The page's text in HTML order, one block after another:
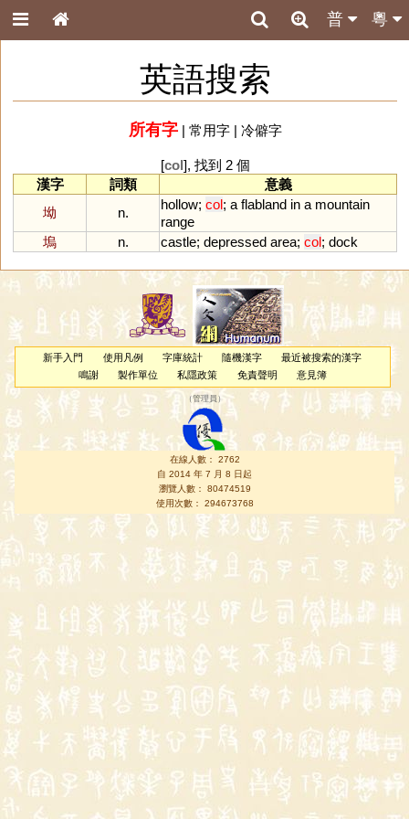
粵
普
英語搜索
所有字| 常用字| 冷僻字
[col], 找到 2 個
漢字
詞類
意義
坳
n.
hollow; col; a flabland in a mountain
range
塢
n. castle; depressed area; col; dock
新手入門 使用凡例 字庫統計 隨機漢字
最近被搜索的漢字
鳴謝
製作單位 私隱政策 免責聲明 意見簿
（管理員 ）
在線人數： 2762
自 2014 年 7 月 8 日起
瀏覽人數： 80474519
使用次數： 294673768